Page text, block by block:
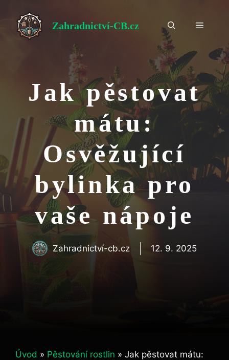
obsah
Zahradnictví-CB.cz Menu
Jak pěstovat
mátu:
Osvěžující
bylinka pro
vaše nápoje
Zahradnictví-cb.cz 12. 9. 2025
Úvod » Pěstování rostlin » Jak pěstovat mátu: